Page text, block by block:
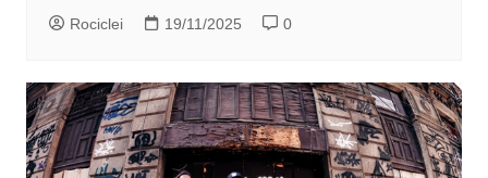
Rociclei 19/11/2025 0